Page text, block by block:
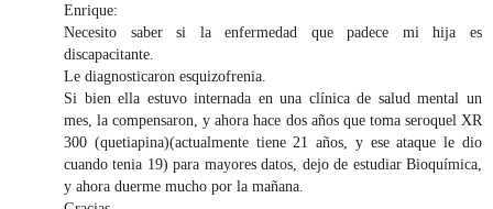
Enrique:
Necesito saber si la enfermedad que padece mi hija es
discapacitante.
Le diagnosticaron esquizofrenia.
Si bien ella estuvo internada en una clínica de salud mental un
mes, la compensaron, y ahora hace dos años que toma seroquel XR
300 (quetiapina)(actualmente tiene 21 años, y ese ataque le dio
cuando tenia 19) para mayores datos, dejo de estudiar Bioquímica,
y ahora duerme mucho por la mañana.